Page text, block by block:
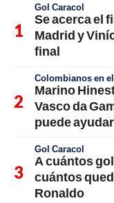
Gol Caracol
Se acerca el
Madrid y
final
Colombianos en
Marino
Vasco da
puede
Gol Caracol
A cuántos
cuántos
Ronaldo